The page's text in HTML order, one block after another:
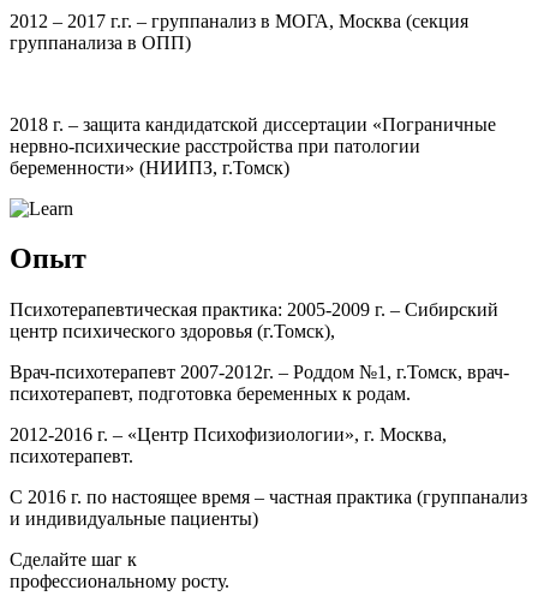
2012 – 2017 г.г. – группанализ в МОГА, Москва (секция
группанализа в ОПП)
2018 г. – защита кандидатской диссертации «Пограничные
нервно-психические расстройства при патологии
беременности» (НИИПЗ, г.Томск)
Опыт
Психотерапевтическая практика: 2005-2009 г. – Сибирский
центр психического здоровья (г.Томск),
Врач-психотерапевт 2007-2012г. – Роддом №1, г.Томск, врач-
психотерапевт, подготовка беременных к родам.
2012-2016 г. – «Центр Психофизиологии», г. Москва,
психотерапевт.
С 2016 г. по настоящее время – частная практика (группанализ
и индивидуальные пациенты)
Сделайте шаг к
профессиональному росту.